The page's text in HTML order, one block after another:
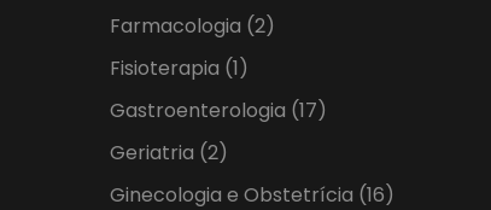
Farmacologia (2)
Fisioterapia (1)
Gastroenterologia (17)
Geriatria (2)
Ginecologia e Obstetrícia (16)